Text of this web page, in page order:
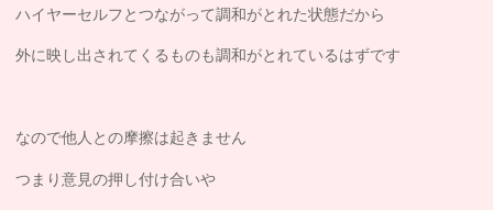
ハイヤーセルフとつながって調和がとれた状態だから
外に映し出されてくるものも調和がとれているはずです
なので他人との摩擦は起きません
つまり意見の押し付け合いや